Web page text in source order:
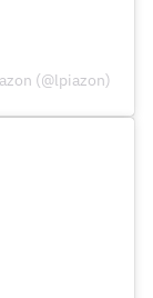
(@lpiazon)